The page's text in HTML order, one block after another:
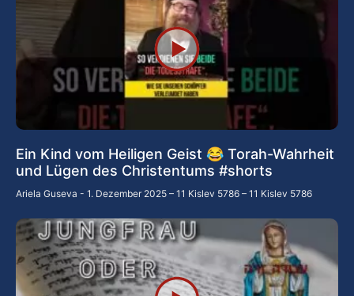
Ein Kind vom Heiligen Geist 😂 Torah-Wahrheit
und Lügen des Christentums #shorts
Ariela Guseva 1. Dezember 2025 – 11 Kislev 5786 – 11 Kislev 5786